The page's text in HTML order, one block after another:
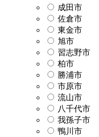
成田市
佐倉市
東金市
旭市
習志野市
柏市
勝浦市
市原市
流山市
八千代市
我孫子市
鴨川市